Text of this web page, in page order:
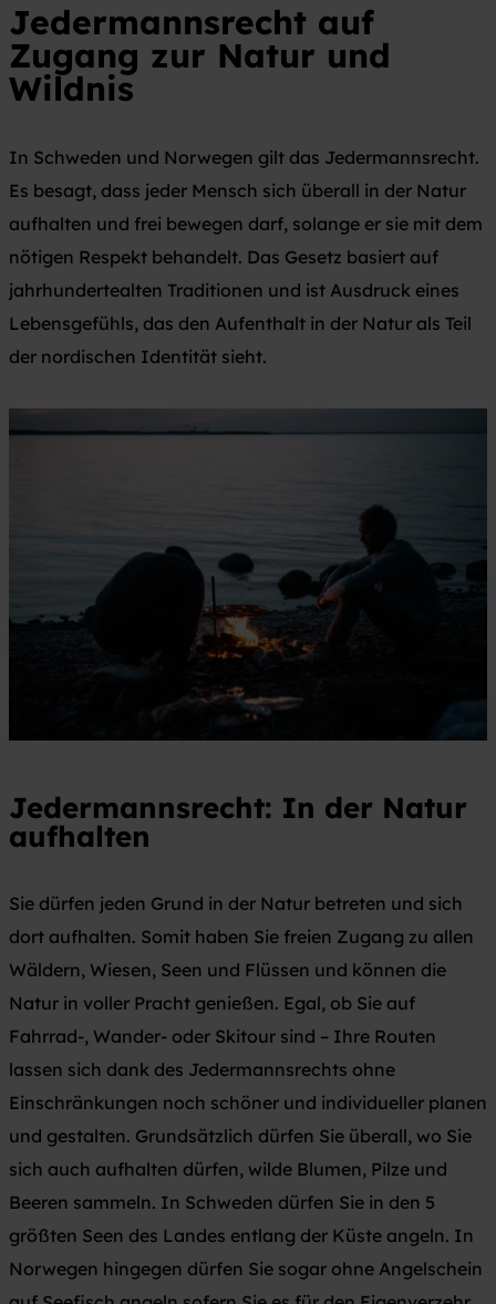
Jedermannsrecht auf
Zugang zur Natur und
Wildnis
In Schweden und Norwegen gilt das Jedermannsrecht.
Es besagt, dass jeder Mensch sich überall in der Natur
aufhalten und frei bewegen darf, solange er sie mit dem
nötigen Respekt behandelt. Das Gesetz basiert auf
jahrhundertealten Traditionen und ist Ausdruck eines
Lebensgefühls, das den Aufenthalt in der Natur als Teil
der nordischen Identität sieht.
Jedermannsrecht: In der Natur
aufhalten
Sie dürfen jeden Grund in der Natur betreten und sich
dort aufhalten. Somit haben Sie freien Zugang zu allen
Wäldern, Wiesen, Seen und Flüssen und können die
Natur in voller Pracht genießen. Egal, ob Sie auf
Fahrrad-, Wander- oder Skitour sind – Ihre Routen
lassen sich dank des Jedermannsrechts ohne
Einschränkungen noch schöner und individueller planen
und gestalten. Grundsätzlich dürfen Sie überall, wo Sie
sich auch aufhalten dürfen, wilde Blumen, Pilze und
Beeren sammeln. In Schweden dürfen Sie in den 5
größten Seen des Landes entlang der Küste angeln. In
Norwegen hingegen dürfen Sie sogar ohne Angelschein